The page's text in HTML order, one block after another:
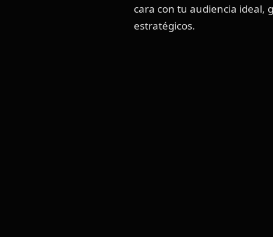
cara con tu audiencia ideal,
estratégicos.